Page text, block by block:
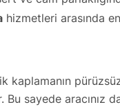
hizmetleri arasında
kaplamanın
sayede aracınız